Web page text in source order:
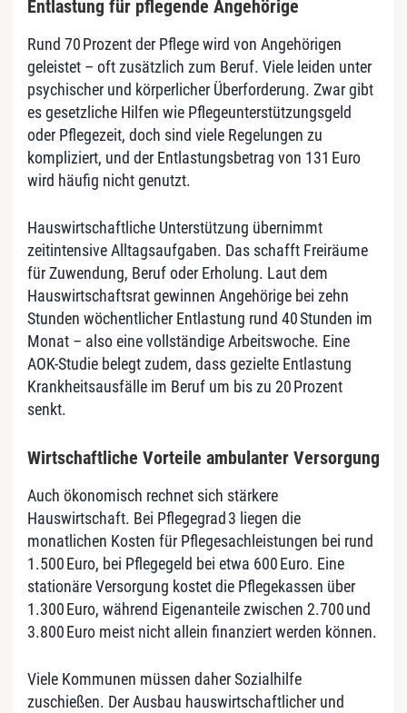
Entlastung für pflegende Angehörige
Rund 70 Prozent der Pflege wird von Angehörigen
geleistet – oft zusätzlich zum Beruf. Viele leiden unter
psychischer und körperlicher Überforderung. Zwar gibt
es gesetzliche Hilfen wie Pflegeunterstützungsgeld
oder Pflegezeit, doch sind viele Regelungen zu
kompliziert, und der Entlastungsbetrag von 131 Euro
wird häufig nicht genutzt.
Hauswirtschaftliche Unterstützung übernimmt
zeitintensive Alltagsaufgaben. Das schafft Freiräume
für Zuwendung, Beruf oder Erholung. Laut dem
Hauswirtschaftsrat gewinnen Angehörige bei zehn
Stunden wöchentlicher Entlastung rund 40 Stunden im
Monat – also eine vollständige Arbeitswoche. Eine
AOK-Studie belegt zudem, dass gezielte Entlastung
Krankheitsausfälle im Beruf um bis zu 20 Prozent
senkt.
Wirtschaftliche Vorteile ambulanter Versorgung
Auch ökonomisch rechnet sich stärkere
Hauswirtschaft. Bei Pflegegrad 3 liegen die
monatlichen Kosten für Pflegesachleistungen bei rund
1.500 Euro, bei Pflegegeld bei etwa 600 Euro. Eine
stationäre Versorgung kostet die Pflegekassen über
1.300 Euro, während Eigenanteile zwischen 2.700 und
3.800 Euro meist nicht allein finanziert werden können.
Viele Kommunen müssen daher Sozialhilfe
zuschießen. Der Ausbau hauswirtschaftlicher und